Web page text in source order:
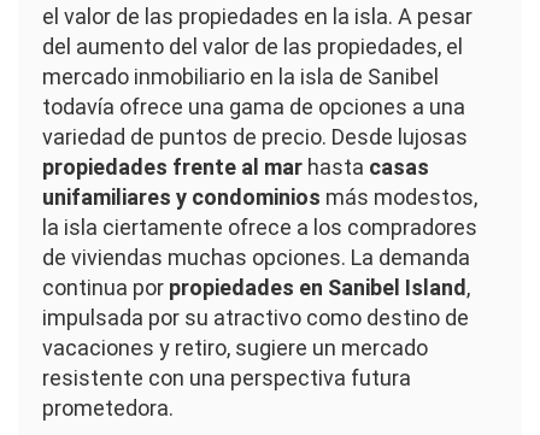
el valor de las propiedades en la isla. A pesar
del aumento del valor de las propiedades, el
mercado inmobiliario en la isla de Sanibel
todavía ofrece una gama de opciones a una
variedad de puntos de precio. Desde lujosas
propiedades frente al mar hasta casas
unifamiliares y condominios más modestos,
la isla ciertamente ofrece a los compradores
de viviendas muchas opciones. La demanda
continua por propiedades en Sanibel Island,
impulsada por su atractivo como destino de
vacaciones y retiro, sugiere un mercado
resistente con una perspectiva futura
prometedora.